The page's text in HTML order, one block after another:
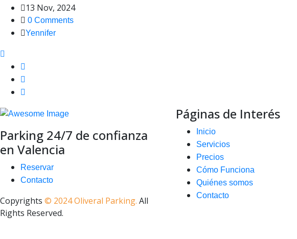
13 Nov, 2024
0 Comments
Yennifer
Parking 24/7 de confianza
en Valencia
Reservar
Contacto
Copyrights © 2024 Oliveral Parking. All
Rights Reserved.
Páginas de Interés
Inicio
Servicios
Precios
Cómo Funciona
Quiénes somos
Contacto